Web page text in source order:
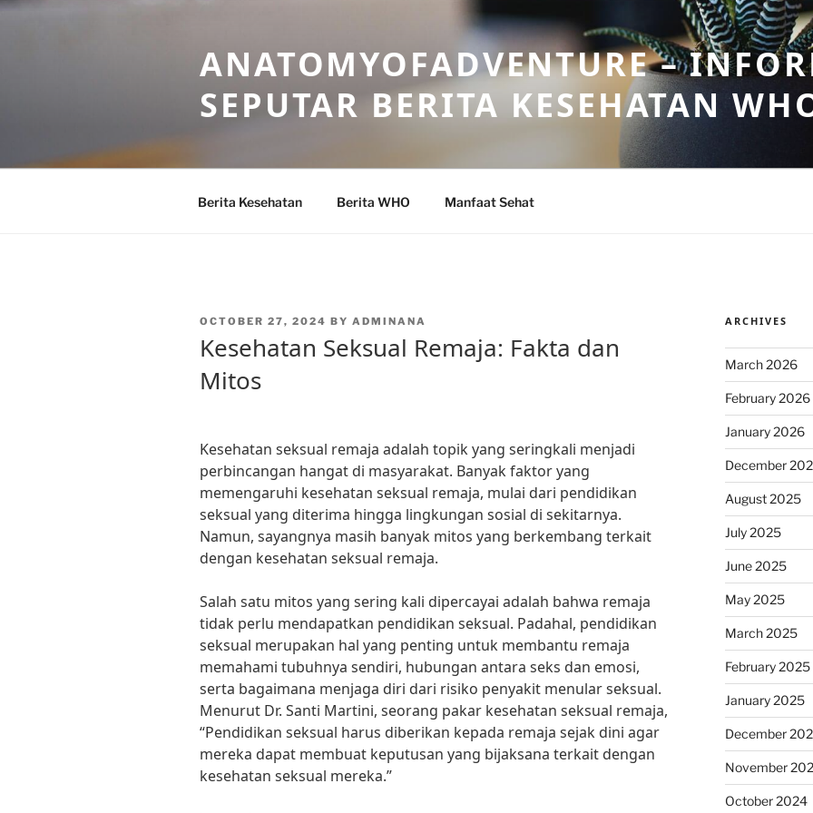
Skip
ANATOMYOFADVENTURE –
SEPUTAR BERITA KESEHATAN
Berita Kesehatan Berita WHO Manfaat Sehat
POSTED
OCTOBER 27, 2024 BY ADMINANA
Kesehatan Seksual Remaja: Fakta dan
Mitos
Kesehatan seksual remaja adalah topik yang seringkali menjadi
perbincangan hangat di masyarakat. Banyak faktor yang
memengaruhi kesehatan seksual remaja, mulai dari pendidikan
seksual yang diterima hingga lingkungan sosial di sekitarnya.
Namun, sayangnya masih banyak mitos yang berkembang terkait
dengan kesehatan seksual remaja.
Salah satu mitos yang sering kali dipercayai adalah bahwa remaja
tidak perlu mendapatkan pendidikan seksual. Padahal, pendidikan
seksual merupakan hal yang penting untuk membantu remaja
memahami tubuhnya sendiri, hubungan antara seks dan emosi,
serta bagaimana menjaga diri dari risiko penyakit menular seksual.
Menurut Dr. Santi Martini, seorang pakar kesehatan seksual remaja,
“Pendidikan seksual harus diberikan kepada remaja sejak dini agar
mereka dapat membuat keputusan yang bijaksana terkait dengan
kesehatan seksual mereka.”
ARCHIVES
March 2026
February 2026
January 2026
December
August 2025
July 2025
June 2025
May 2025
March 2025
February 2025
January 2025
December
November
October 2024